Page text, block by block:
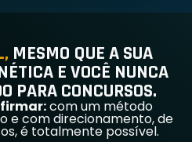
MESMO QUE A SUA
E VOCÊ NUNCA
PARA CONCURSOS.
com um método
e com direcionamento, de
é totalmente possível.